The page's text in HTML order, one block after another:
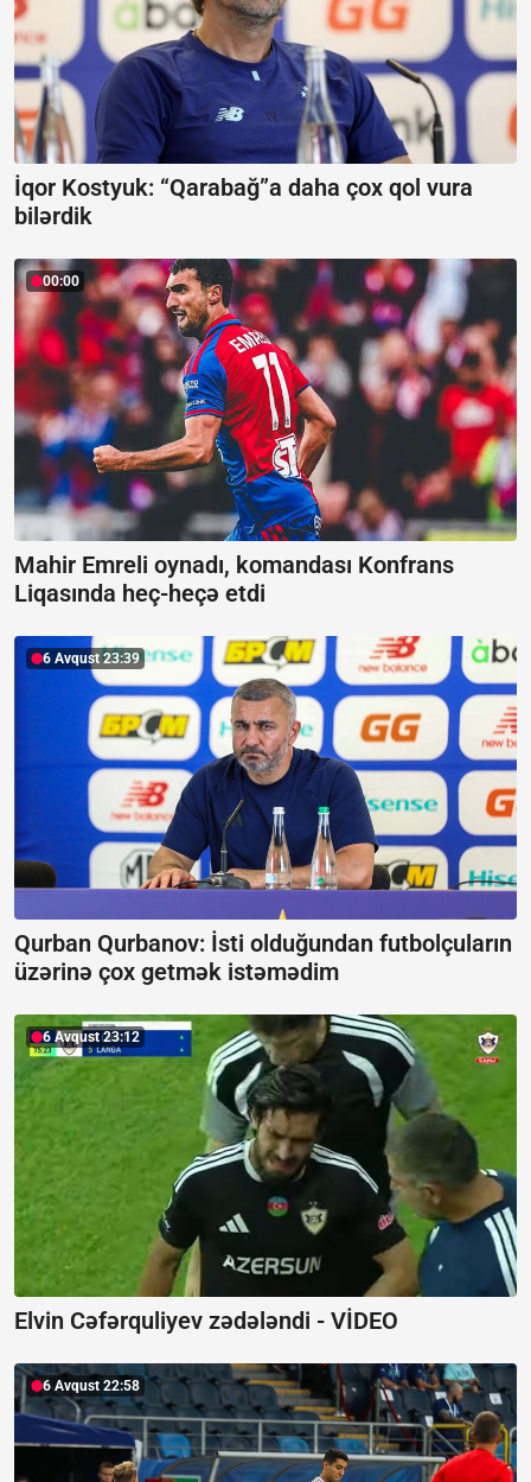
İqor Kostyuk: “Qarabağ”a daha çox qol vura
bilərdik
00:00
Mahir Emreli oynadı, komandası Konfrans
Liqasında heç-heçə etdi
6 Avqust 23:39
Qurban Qurbanov: İsti olduğundan futbolçuların
üzərinə çox getmək istəmədim
6 Avqust 23:12
Elvin Cəfərquliyev zədələndi - VİDEO
6 Avqust 22:58